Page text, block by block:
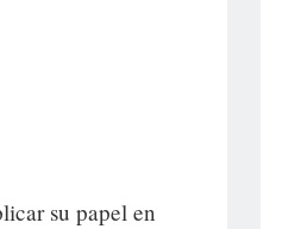
su papel en